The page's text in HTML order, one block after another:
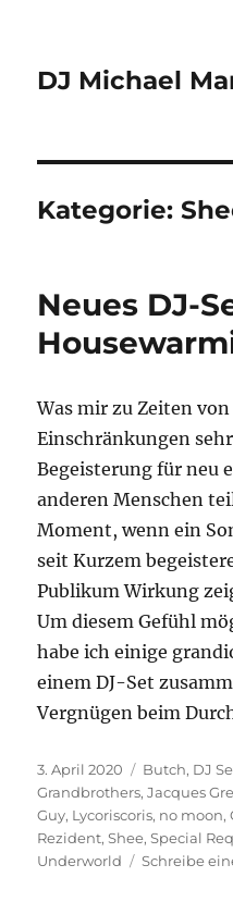
DJ Michael
Kategorie:
Neues DJ-
Was mir zu Zeiten
Einschränkungen
Begeisterung für neu
anderen Menschen
Moment, wenn ein
seit Kurzem
Publikum Wirkung
Um diesem Gefühl
habe ich einige
einem DJ-Set
Vergnügen beim
Veröffentlicht
am
3. April 2020 Kategorien
Butch, DJ
Grandbrothers,Jacques
Guy, Lycoriscoris, no moon,
Rezident,Shee,Special
Underworld
Schreibe